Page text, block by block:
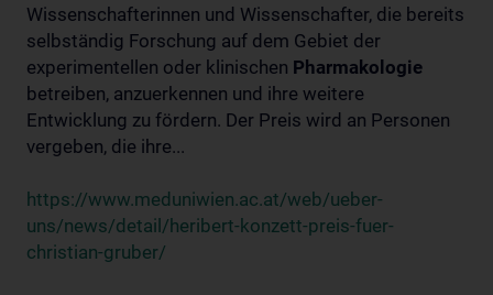
Wissenschafterinnen und Wissenschafter, die bereits
selbständig Forschung auf dem Gebiet der
experimentellen oder klinischen Pharmakologie
betreiben, anzuerkennen und ihre weitere
Entwicklung zu fördern. Der Preis wird an Personen
vergeben, die ihre...
https://www.meduniwien.ac.at/web/ueber-
uns/news/detail/heribert-konzett-preis-fuer-
christian-gruber/